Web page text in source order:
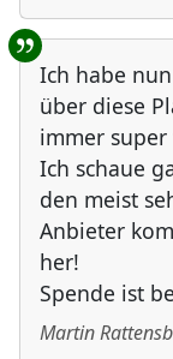
Ich habe
über diese
immer
Ich schaue
den meist
Anbieter
her!
Spende ist
Martin